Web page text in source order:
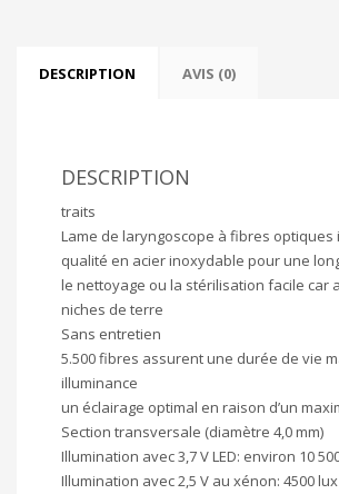
DESCRIPTION AVIS (0)
DESCRIPTION
traits
Lame de laryngoscope à fibres optiques
qualité en acier inoxydable pour une
le nettoyage ou la stérilisation facile car
niches de terre
Sans entretien
5.500 fibres assurent une durée de vie
illuminance
un éclairage optimal en raison d’un
Section transversale (diamètre 4,0 mm)
Illumination avec 3,7 V LED: environ 10
Illumination avec 2,5 V au xénon: 4500 lux